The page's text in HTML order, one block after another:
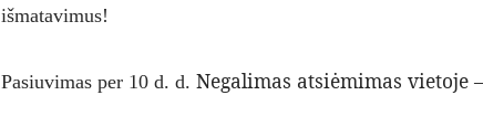
išmatavimus!
Pasiuvimas per 10 d. d. Negalimas atsiėmimas